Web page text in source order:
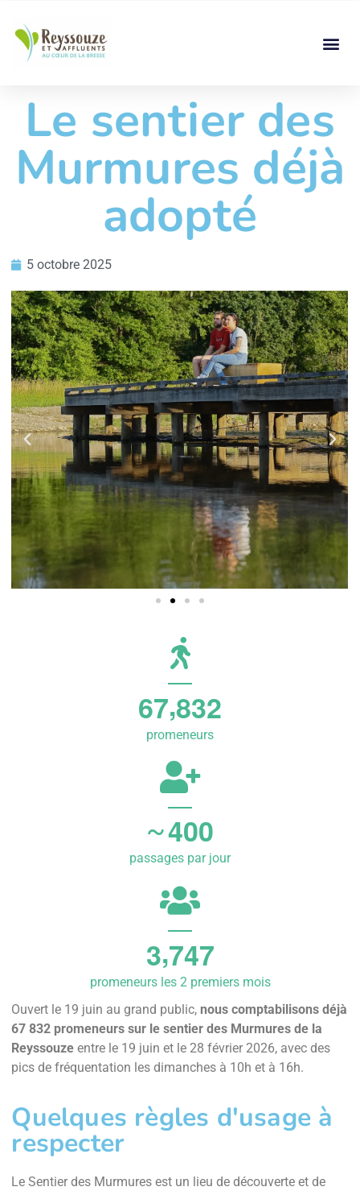
Le sentier des
Murmures déjà
adopté
5 octobre 2025
67,832
promeneurs
~400
passages par jour
3,747
promeneurs les 2 premiers mois
Ouvert le 19 juin au grand public, nous comptabilisons déjà
67 832 promeneurs sur le sentier des Murmures de la
Reyssouze entre le 19 juin et le 28 février 2026, avec des
pics de fréquentation les dimanches à 10h et à 16h.
Quelques règles d'usage à
respecter
Le Sentier des Murmures est un lieu de découverte et de